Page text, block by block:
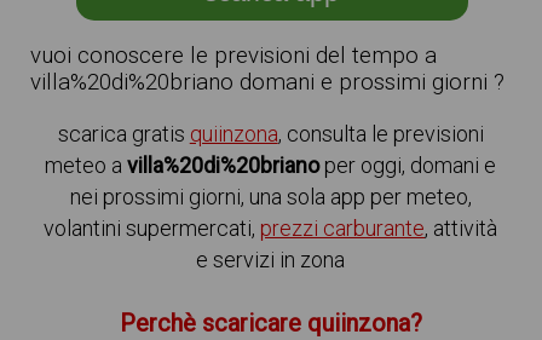
vuoi conoscere le previsioni del tempo a
villa%20di%20briano domani e prossimi giorni ?
scarica gratis quiinzona, consulta le previsioni
meteo avilla%20di%20brianoper oggi, domani e
nei prossimi giorni, una sola app per meteo,
volantini supermercati, prezzi carburante, attività
e servizi in zona
Perchè scaricare quiinzona?